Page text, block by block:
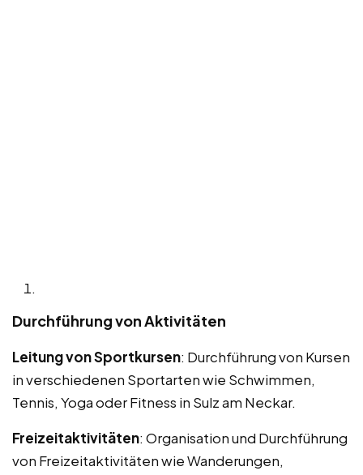
Durchführung von Aktivitäten
Leitung von Sportkursen: Durchführung von Kursen
in verschiedenen Sportarten wie Schwimmen,
Tennis, Yoga oder Fitness in Sulz am Neckar.
Freizeitaktivitäten: Organisation und Durchführung
von Freizeitaktivitäten wie Wanderungen,